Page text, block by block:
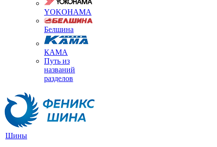
YOKOHAMA
Белшина
КАМА
Путь из
названий
разделов
Шины